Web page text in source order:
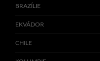
BRAZÍLIE
EKVÁDOR
CHILE